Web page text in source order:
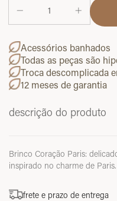
Acessórios banhados
Todas as peças são
Troca descomplicada
12 meses de garantia
descrição do produto
Brinco Coração Paris:
inspirado no charme de Paris.
frete e prazo de entrega